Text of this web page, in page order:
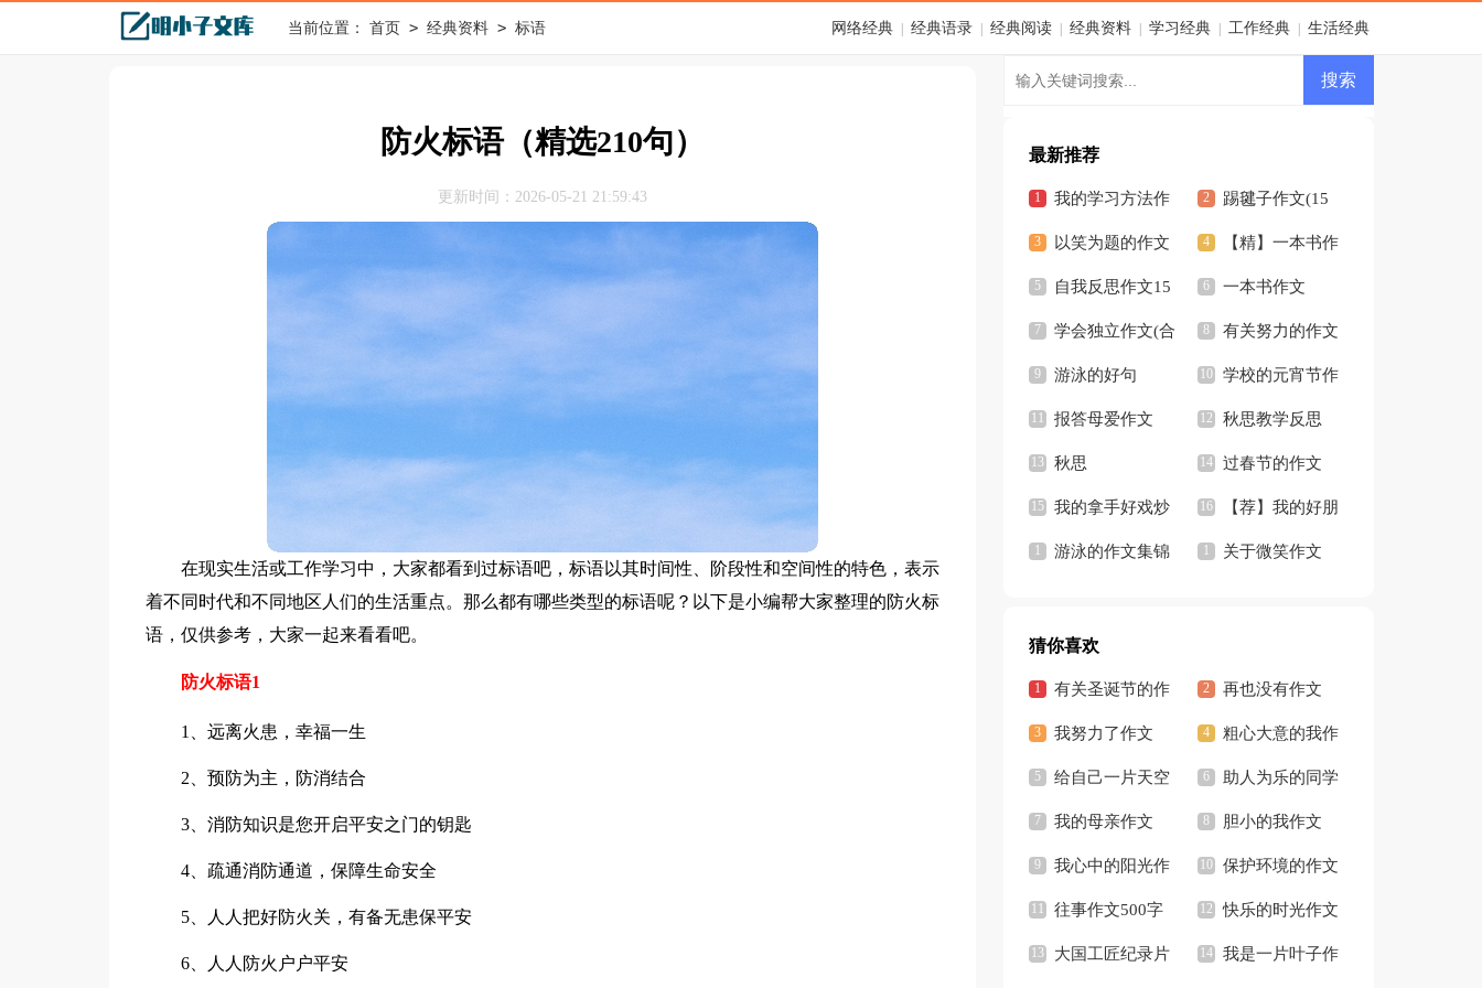
当前位置： 首页 > 经典资料 > 标语 网络经典 经典语录 经典阅读 经典资料 学习经典 工作经典 生活经典
防火标语（精选210句）
更新时间：2026-05-21 21:59:43
在现实生活或工作学习中，大家都看到过标语吧，标语以其时间性、阶段性和空间性的特色，表示
着不同时代和不同地区人们的生活重点。那么都有哪些类型的标语呢？以下是小编帮大家整理的防火标
语，仅供参考，大家一起来看看吧。
防火标语1
1、远离火患，幸福一生
2、预防为主，防消结合
3、消防知识是您开启平安之门的钥匙
4、疏通消防通道，保障生命安全
5、人人把好防火关，有备无患保平安
6、人人防火户户平安
最新推荐
我的学习方法作
文【荐】
踢毽子作文(15
篇)
以笑为题的作文 【精】一本书作
文
自我反思作文15
篇
一本书作文
【荐】
学会独立作文(合
集15篇)
有关努力的作文
游泳的好句 学校的元宵节作
文
报答母爱作文 秋思教学反思
秋思 过春节的作文
【热门】
我的拿手好戏炒
菜作文
【荐】我的好朋
友作文
游泳的作文集锦 关于微笑作文
猜你喜欢
有关圣诞节的作
文
再也没有作文
700字
我努力了作文 粗心大意的我作
文
给自己一片天空
作文
助人为乐的同学
我的母亲作文
300字
胆小的我作文
400字
我心中的阳光作
文
保护环境的作文
500字
往事作文500字 快乐的时光作文
通用15篇
大国工匠纪录片 我是一片叶子作